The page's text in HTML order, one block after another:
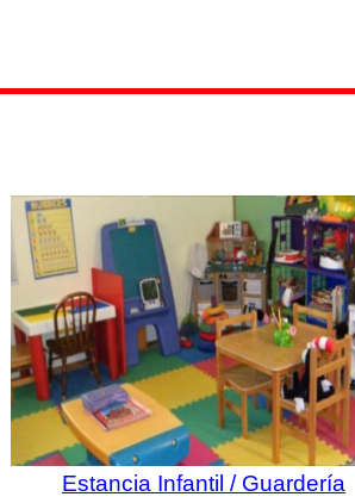
Estancia Infantil / Guardería